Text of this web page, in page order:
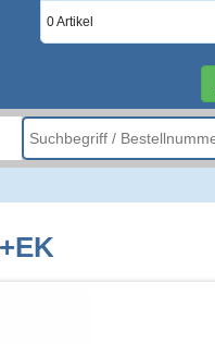
0 Artikel